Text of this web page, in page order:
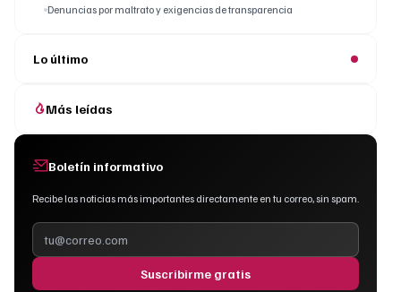
Denuncias por maltrato y exigencias de transparencia
Lo último
Más leídas
Boletín informativo
Recibe las noticias más importantes directamente en tu correo, sin spam.
Suscribirme gratis